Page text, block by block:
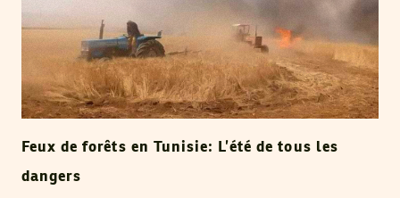
Feux de forêts en Tunisie: L’été de tous les
dangers